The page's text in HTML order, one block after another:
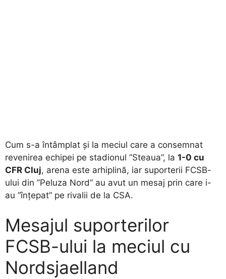
Cum s-a întâmplat și la meciul care a consemnat
revenirea echipei pe stadionul ”Steaua”, la 1-0 cu
CFR Cluj, arena este arhiplină, iar suporterii FCSB-
ului din ”Peluza Nord” au avut un mesaj prin care i-
au ”înțepat” pe rivalii de la CSA.
Mesajul suporterilor
FCSB-ului la meciul cu
Nordsjaelland